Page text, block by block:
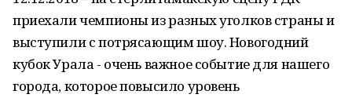
приехали чемпионы из разных уголков страны и
выступили с потрясающим шоу. Новогодний
кубок Урала - очень важное событие для нашего
города, которое повысило уровень